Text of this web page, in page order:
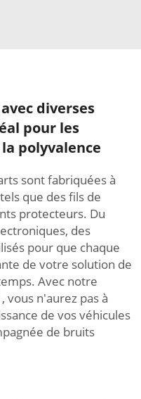
diverses
pour les
polyvalence
sont fabriquées à
que des fils de
protecteurs. Du
des
pour que chaque
de votre solution de
Avec notre
, vous n'aurez pas à
de vos véhicules
de bruits